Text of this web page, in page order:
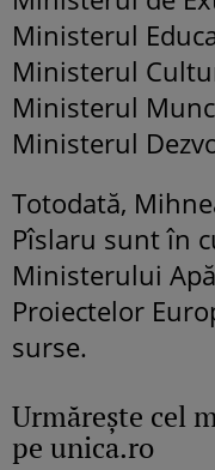
Ministerul
Ministerul
Ministerul
Ministerul
Totodată,
Pîslaru sunt în
Ministerului
Proiectelor
surse.
Urmăreşte cel
pe unica.ro